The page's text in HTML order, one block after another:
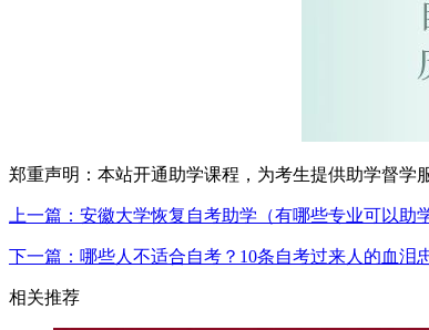
郑重声明：本站开通助学课程，为考生提供助学督学
上一篇：安徽大学恢复自考助学（有哪些专业可以助
下一篇：哪些人不适合自考？10条自考过来人的血泪
相关推荐